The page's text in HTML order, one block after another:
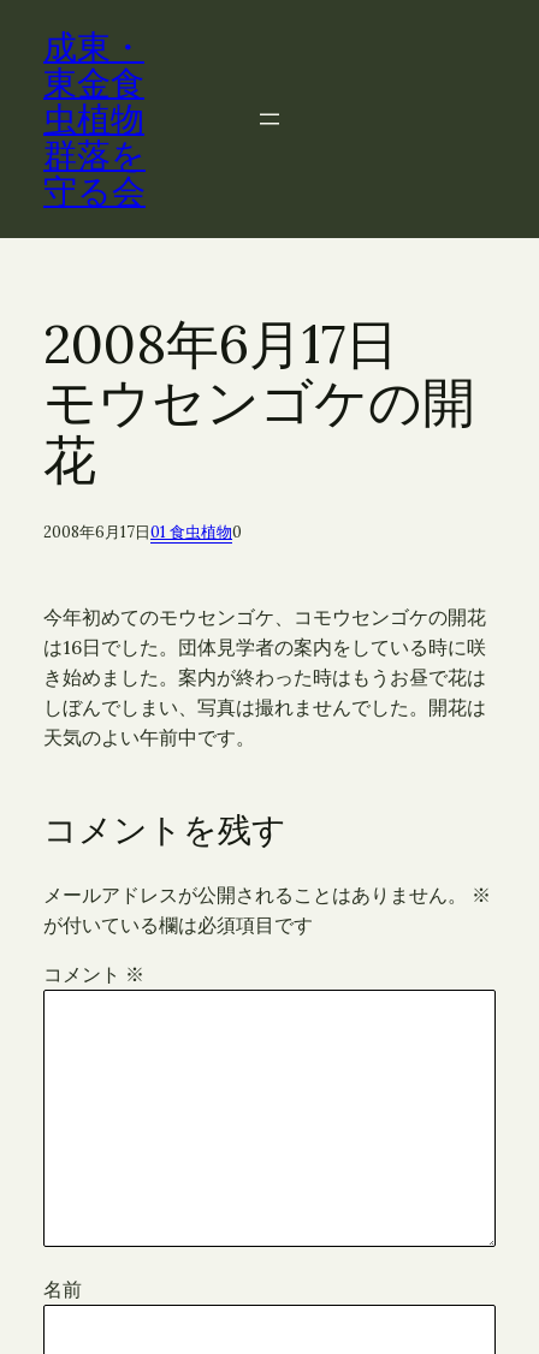
成東・
東金食
虫植物
群落を
守る会
2008年6月17日
モウセンゴケの開
花
2008年6月17日01 食虫植物0
今年初めてのモウセンゴケ、コモウセンゴケの開花
は16日でした。団体見学者の案内をしている時に咲
き始めました。案内が終わった時はもうお昼で花は
しぼんでしまい、写真は撮れませんでした。開花は
天気のよい午前中です。
コメントを残す
メールアドレスが公開されることはありません。
※
が付いている欄は必須項目です
コメント ※
名前